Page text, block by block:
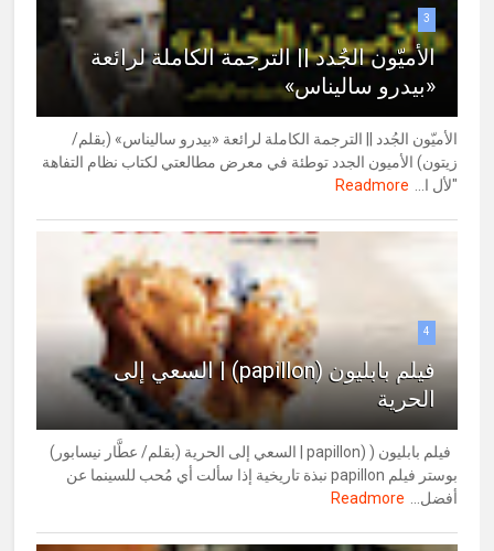
3
الأميّون الجُدد || الترجمة الكاملة لرائعة
«بيدرو ساليناس»
الأميّون الجُدد || الترجمة الكاملة لرائعة «بيدرو ساليناس» (بقلم/
زيتون) الأميون الجدد توطئة في معرض مطالعتي لكتاب نظام التفاهة
"لأل ا...
Readmore
4
فيلم بابليون (papillon) | السعي إلى
الحرية
فيلم بابليون ( (papillon | السعي إلى الحرية (بقلم/ عطَّار نيسابور)
بوستر فيلم papillon نبذة تاريخية إذا سألت أي مُحب للسينما عن
أفضل...
Readmore